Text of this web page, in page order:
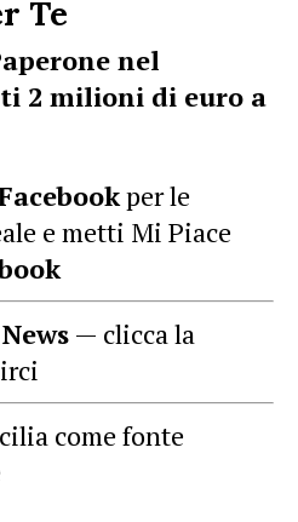
Te
nel
2 milioni di euro a
per le
e metti Mi Piace
— clicca la
come fonte